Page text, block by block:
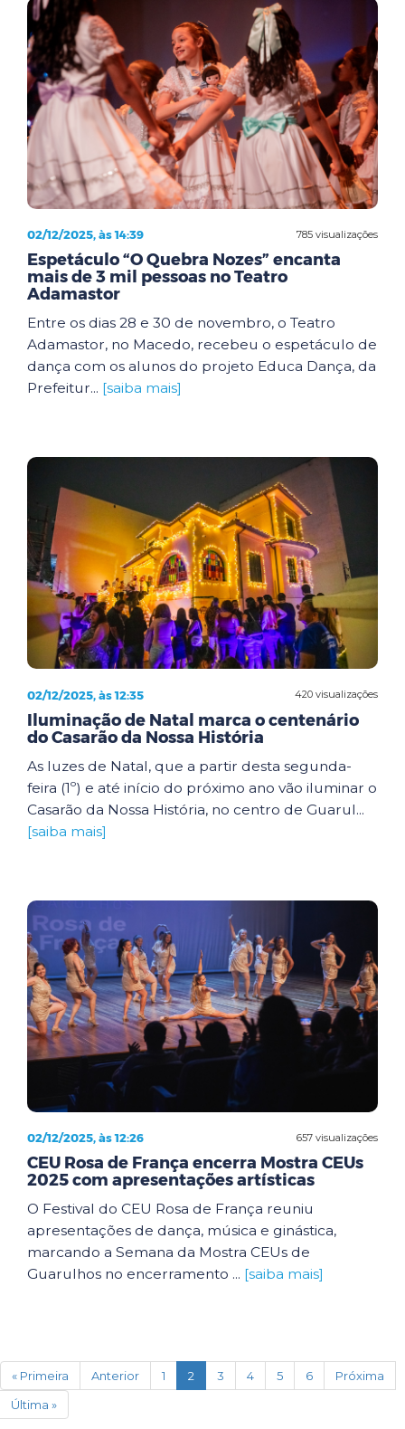
785 visualizações
02/12/2025, às 14:39
Espetáculo “O Quebra Nozes” encanta
mais de 3 mil pessoas no Teatro
Adamastor
Entre os dias 28 e 30 de novembro, o Teatro
Adamastor, no Macedo, recebeu o espetáculo de
dança com os alunos do projeto Educa Dança, da
Prefeitur... [saiba mais]
420 visualizações
02/12/2025, às 12:35
Iluminação de Natal marca o centenário
do Casarão da Nossa História
As luzes de Natal, que a partir desta segunda-
feira (1º) e até início do próximo ano vão iluminar o
Casarão da Nossa História, no centro de Guarul...
[saiba mais]
657 visualizações
02/12/2025, às 12:26
CEU Rosa de França encerra Mostra CEUs
2025 com apresentações artísticas
O Festival do CEU Rosa de França reuniu
apresentações de dança, música e ginástica,
marcando a Semana da Mostra CEUs de
Guarulhos no encerramento ... [saiba mais]
« Primeira Anterior 1 2 (current)
3 4 5 6
Próxima
Última »